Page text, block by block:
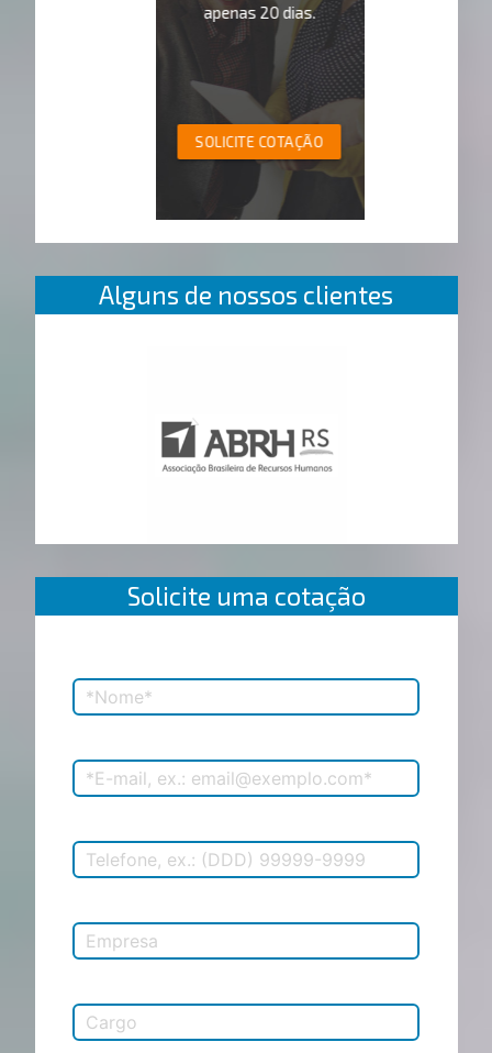
apenas 20 dias.
SOLICITE COTAÇÃO
Alguns de nossos clientes
Solicite uma cotação